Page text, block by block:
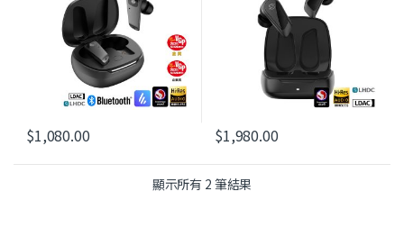
$1,080.00 $1,980.00
顯示所有 2 筆結果